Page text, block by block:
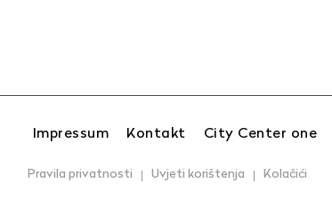
Impressum Kontakt City Center one
Pravila privatnosti Uvjeti korištenja Kolačići